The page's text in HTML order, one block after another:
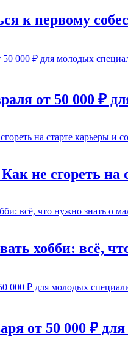
к первому
от 50 000 ₽
не сгореть
хобби: всё,
от 50 000 ₽